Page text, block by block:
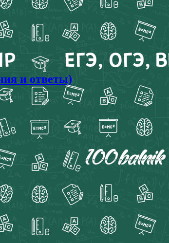
и ответы)